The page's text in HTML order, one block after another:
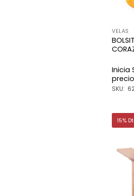
VELAS
Inicia
SKU:
15%